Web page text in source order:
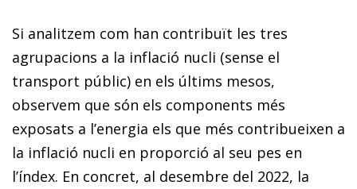
Si analitzem com han contribuït les tres
agrupacions a la inflació nucli (sense el
transport públic) en els últims mesos,
observem que són els components més
exposats a l’energia els que més contribueixen a
la inflació nucli en proporció al seu pes en
l’índex. En concret, al desembre del 2022, la